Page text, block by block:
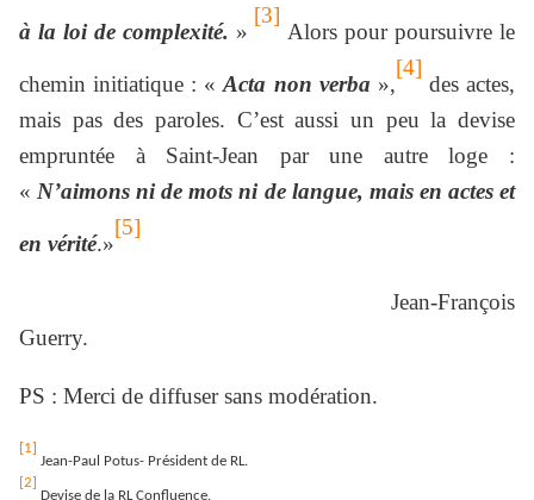
à la loi de complexité. »
[3]
Alors pour poursuivre le
chemin initiatique : «Acta non verba »,
[4]
des actes,
mais pas des paroles. C’est aussi un peu la devise
empruntée à Saint-Jean par une autre loge :
« N’aimons ni de mots ni de langue, mais en actes et
en vérité.»
[5]
Jean-François
Guerry.
PS : Merci de diffuser sans modération.
[1]
Jean-Paul Potus- Président de RL.
[2]
Devise de la RL Confluence.